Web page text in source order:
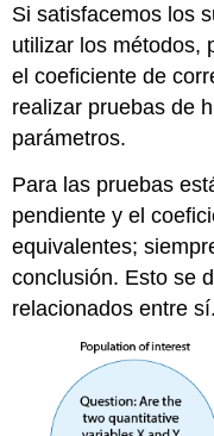
Si satisfacemos los
utilizar los métodos,
el coeficiente de
realizar pruebas de
parámetros.
Para las pruebas
pendiente y el
equivalentes;
conclusión. Esto se
relacionados entre sí.